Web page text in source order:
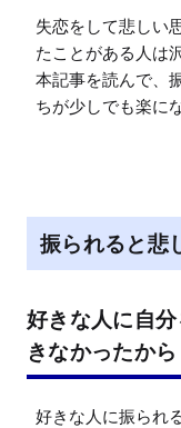
失恋をして悲しい
たことがある人は
本記事を読んで、
ちが少しでも楽に
振られると悲
好きな人に自
きなかったから
好きな人に振られ